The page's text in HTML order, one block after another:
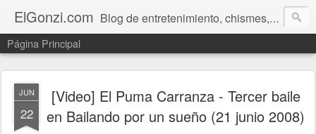
ElGonzi.com Blog de entretenimiento, chismes, humor, farándula, curiosidades, ovnis, noticias calientes, fotos, videos, paranormal y ¡más!
Página Principal
JUN
22
[Video] El Puma Carranza - Tercer baile
en Bailando por un sueño (21 junio 2008)